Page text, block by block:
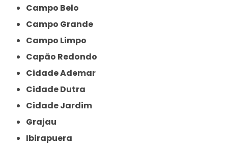
Campo Belo
Campo Grande
Campo Limpo
Capão Redondo
Cidade Ademar
Cidade Dutra
Cidade Jardim
Grajau
Ibirapuera